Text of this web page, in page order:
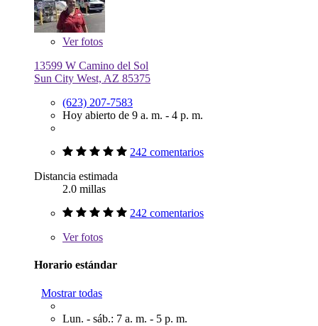
Verfotos
13599 W Camino del Sol
Sun City West, AZ 85375
(623) 207-7583
Hoy abierto de 9 a. m. - 4 p. m.
242 comentarios
Distancia estimada
2.0 millas
242 comentarios
Verfotos
Horario estándar
Mostrar todas
Lun. - sáb.: 7 a. m. - 5 p. m.